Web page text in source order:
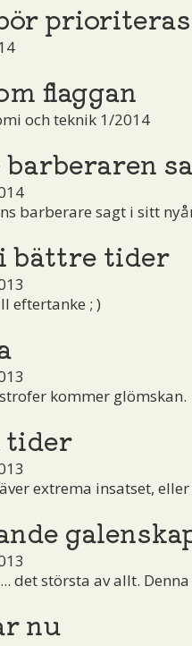
prioriteras
flaggan
och teknik 1/2014
barberaren
barberare sagt i sitt
bättre tider
eftertanke ; )
kommer glömskan.
tider
extrema insatset, eller
det största av allt. Denna
nu